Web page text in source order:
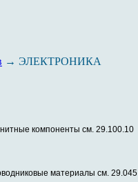
→ ЭЛЕКТРОНИКА
компоненты см. 29.100.10
материалы см. 29.045